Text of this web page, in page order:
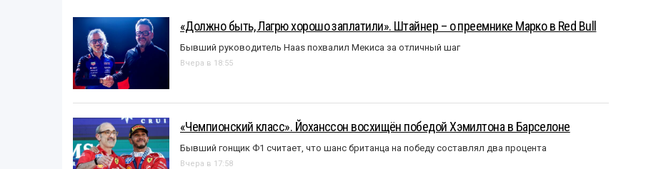
«Должно быть, Лагрю хорошо заплатили». Штайнер – о преемнике Марко в Red Bull
Бывший руководитель Haas похвалил Мекиса за отличный шаг
Вчера в 18:55
«Чемпионский класс». Йоханссон восхищён победой Хэмилтона в Барселоне
Бывший гонщик Ф1 считает, что шанс британца на победу составлял два процента
Вчера в 17:58